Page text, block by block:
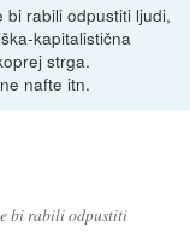
rabili odpustiti ljudi,
kapitalistična
strga.
nafte itn.
bi rabili odpustiti